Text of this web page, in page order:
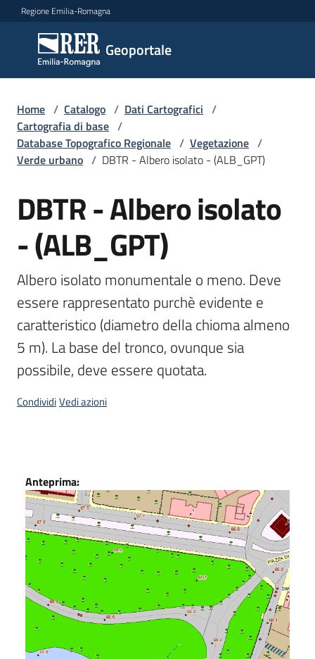
Vai al contenuto
Vai alla navigazione
Vai al footer
Regione Emilia-Romagna
Geoportale
Geoportale
Catalogo
dati,
servizi
e
Visualizza
dati
line
Scarica
i
dati
Approfondimenti
Archivio
cartografico
Seguici
su
Home / Catalogo / Dati Cartografici /
Cartografia di base /
Database Topografico Regionale / Vegetazione /
Verde urbano / DBTR - Albero isolato - (ALB_GPT)
Salta al contenuto
DBTR - Albero isolato
- (ALB_GPT)
Albero isolato monumentale o meno. Deve
essere rappresentato purchè evidente e
caratteristico (diametro della chioma almeno
5 m). La base del tronco, ovunque sia
possibile, deve essere quotata.
CondividiVedi azioni
Dati
Anteprima: